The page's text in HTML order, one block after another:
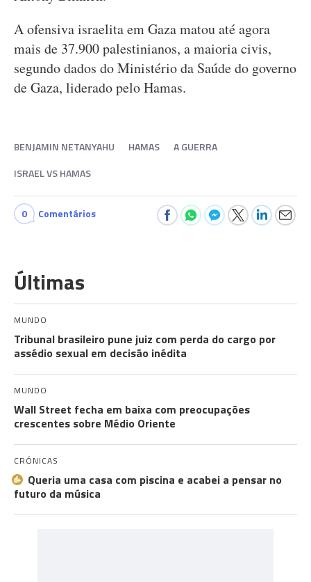
A ofensiva israelita em Gaza matou até agora
mais de 37.900 palestinianos, a maioria civis,
segundo dados do Ministério da Saúde do governo
de Gaza, liderado pelo Hamas.
BENJAMIN NETANYAHU HAMAS
A GUERRA
ISRAEL VS HAMAS
0 Comentários
Últimas
MUNDO
Tribunal brasileiro pune juiz com perda do cargo por
assédio sexual em decisão inédita
MUNDO
Wall Street fecha em baixa com preocupações
crescentes sobre Médio Oriente
CRÓNICAS
Queria uma casa com piscina e acabei a pensar no
futuro da música